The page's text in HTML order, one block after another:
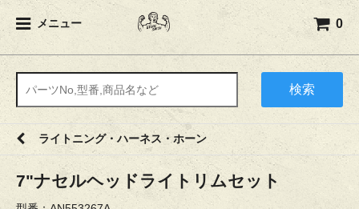
メニュー 0
検索
ライトニング・ハーネス・ホーン
7"ナセルヘッドライトリムセット